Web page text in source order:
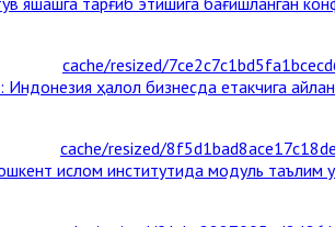
ҳалол бизнесда етакчига
ислом институтида модуль таълим